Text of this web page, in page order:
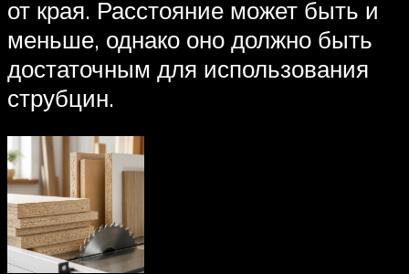
от края. Расстояние может быть и
меньше, однако оно должно быть
достаточным для использования
струбцин.